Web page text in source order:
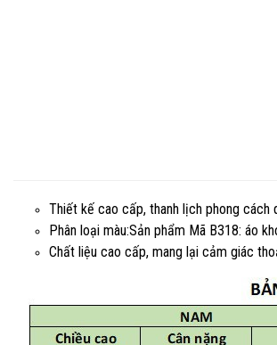
Thiết kế cao cấp, thanh lịch phong cách
Phân loại màu:Sản phẩm Mã B318: áo
Chất liệu cao cấp, mang lại cảm giác